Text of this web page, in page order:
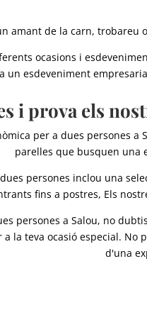
amant de la carn, trobareu
ocasions i
esdeveniment
i prova els
per a dues persones
parelles que busquen una
persones inclou una
fins a postres, Els
persones a Salou, no
la teva ocasió especial.
d'una